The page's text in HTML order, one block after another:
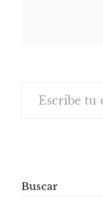
Buscar